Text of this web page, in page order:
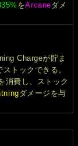
をArcaneダメ
Chargeが貯ま
トックできる。
消費し、ストック
ダメージを与